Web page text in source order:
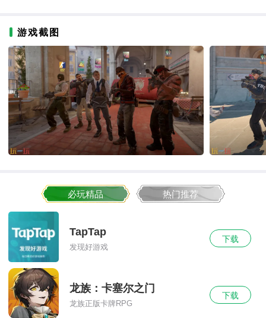
游戏截图
必玩精品 热门推荐
TapTap
发现好游戏
下载
龙族：卡塞尔之门
龙族正版卡牌RPG
下载